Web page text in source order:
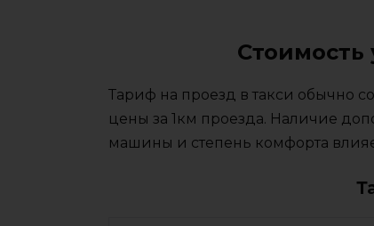
Стоимость
Тариф на проезд в такси обычно
цены за 1км проезда. Наличие
машины и степень комфорта